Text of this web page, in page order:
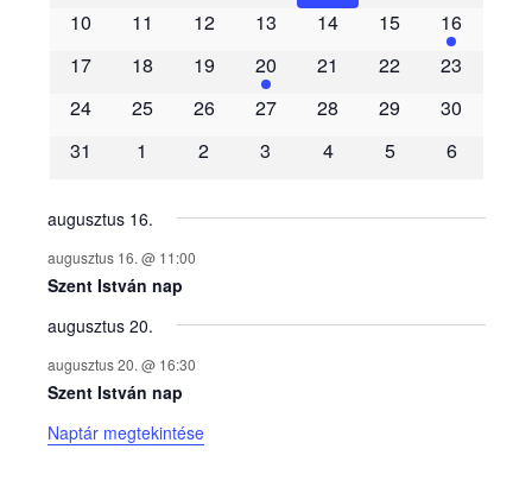
m
é
n
y
e
k
n
a
10
11 12 13 14 15
16
17
18 19 20 21 22
23
24
25 26 27 28 29
30
31
1 2 3 4 5 6
augusztus 16.
augusztus 16. @ 11:00
Szent István nap
augusztus 20.
augusztus 20. @ 16:30
Szent István nap
Naptár megtekintése